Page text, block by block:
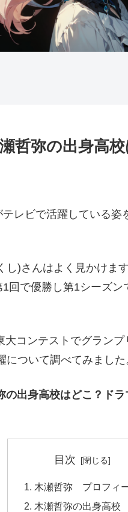
哲弥の出身高
レビで活躍している姿
し)さんはよく見かけま
回で優勝し第1シーズ
大コンテストでグラン
ついて調べてみました
の出身高校はどこ？ドラ
目次
木瀬哲弥 プロフィ
木瀬哲弥の出身高校